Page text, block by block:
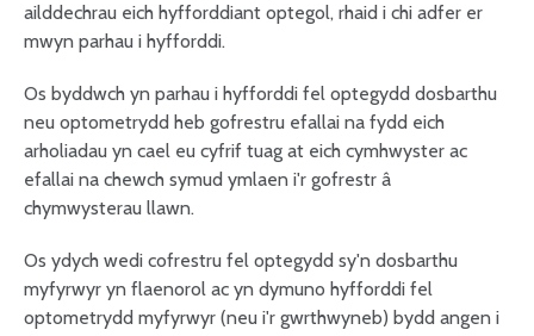
ailddechrau eich hyfforddiant optegol, rhaid i chi adfer er
mwyn parhau i hyfforddi.
Os byddwch yn parhau i hyfforddi fel optegydd dosbarthu
neu optometrydd heb gofrestru efallai na fydd eich
arholiadau yn cael eu cyfrif tuag at eich cymhwyster ac
efallai na chewch symud ymlaen i'r gofrestr â
chymwysterau llawn.
Os ydych wedi cofrestru fel optegydd sy'n dosbarthu
myfyrwyr yn flaenorol ac yn dymuno hyfforddi fel
optometrydd myfyrwyr (neu i'r gwrthwyneb) bydd angen i